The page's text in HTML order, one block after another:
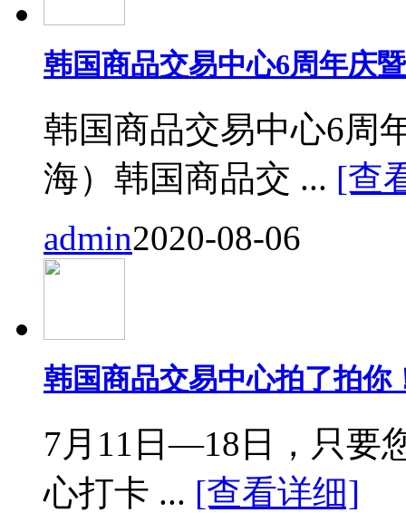
韩国商品交易中心6周年庆
韩国商品交易中心6周
海）韩国商品交 ... [查
admin2020-08-06
韩国商品交易中心拍了拍你
7月11日—18日，只要
心打卡 ... [查看详细]